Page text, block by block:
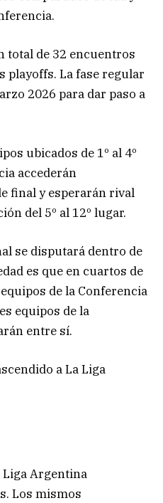
total de 32 encuentros
playoffs. La fase regular
2026 para dar paso a
ubicados de 1º al 4º
accederán
final y esperarán rival
del 5º al 12º lugar.
se disputará dentro de
es que en cuartos de
de la Conferencia
equipos de la
entre sí.
a La Liga
Liga Argentina
Los mismos